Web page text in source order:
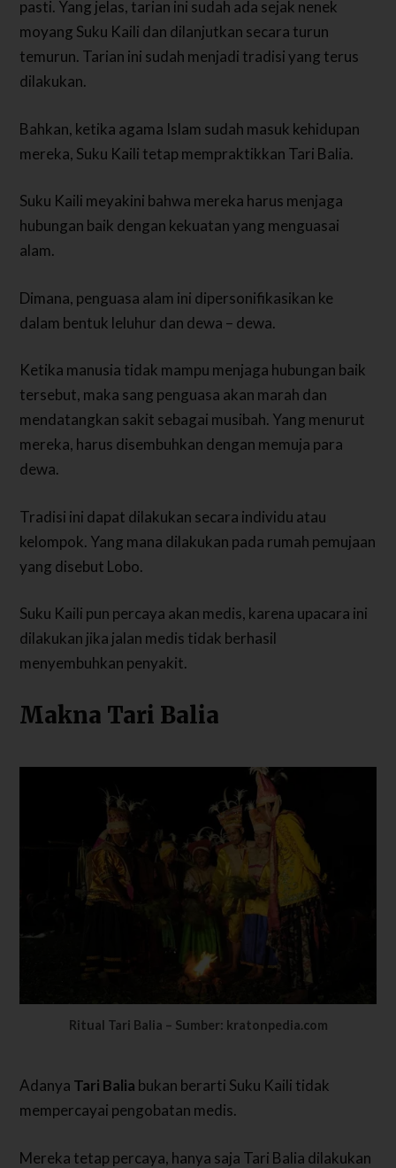
pasti. Yang jelas, tarian ini sudah ada sejak nenek
moyang Suku Kaili dan dilanjutkan secara turun
temurun. Tarian ini sudah menjadi tradisi yang terus
dilakukan.
Bahkan, ketika agama Islam sudah masuk kehidupan
mereka, Suku Kaili tetap mempraktikkan Tari Balia.
Suku Kaili meyakini bahwa mereka harus menjaga
hubungan baik dengan kekuatan yang menguasai
alam.
Dimana, penguasa alam ini dipersonifikasikan ke
dalam bentuk leluhur dan dewa – dewa.
Ketika manusia tidak mampu menjaga hubungan baik
tersebut, maka sang penguasa akan marah dan
mendatangkan sakit sebagai musibah. Yang menurut
mereka, harus disembuhkan dengan memuja para
dewa.
Tradisi ini dapat dilakukan secara individu atau
kelompok. Yang mana dilakukan pada rumah pemujaan
yang disebut Lobo.
Suku Kaili pun percaya akan medis, karena upacara ini
dilakukan jika jalan medis tidak berhasil
menyembuhkan penyakit.
Makna Tari Balia
Ritual Tari Balia – Sumber: kratonpedia.com
Adanya Tari Balia bukan berarti Suku Kaili tidak
mempercayai pengobatan medis.
Mereka tetap percaya, hanya saja Tari Balia dilakukan